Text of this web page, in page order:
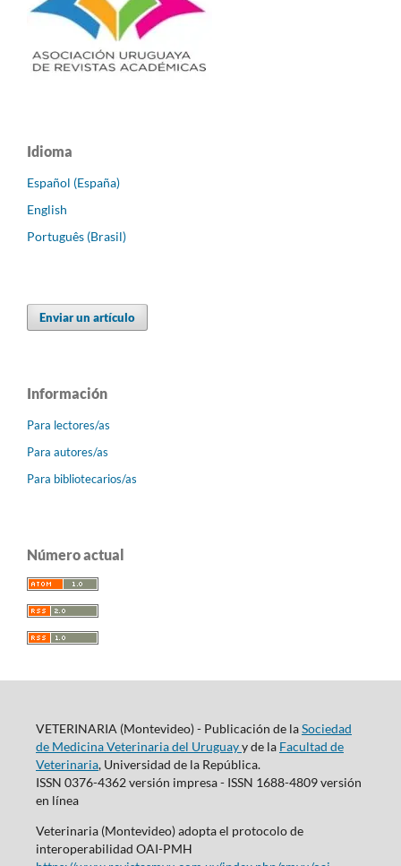
Idioma
Español (España)
English
Português (Brasil)
Enviar un artículo
Información
Para lectores/as
Para autores/as
Para bibliotecarios/as
Número actual
VETERINARIA (Montevideo) - Publicación de laSociedad
de Medicina Veterinaria del Uruguayy de la Facultad de
Veterinaria, Universidad de la República.
ISSN 0376-4362 versión impresa - ISSN 1688-4809 versión
en línea
Veterinaria (Montevideo) adopta el protocolo de
interoperabilidad OAI-PMH